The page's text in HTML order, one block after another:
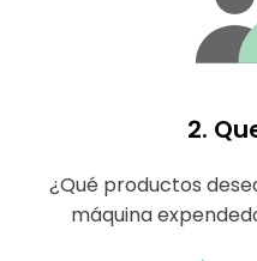
2.
¿Qué productos
máquina